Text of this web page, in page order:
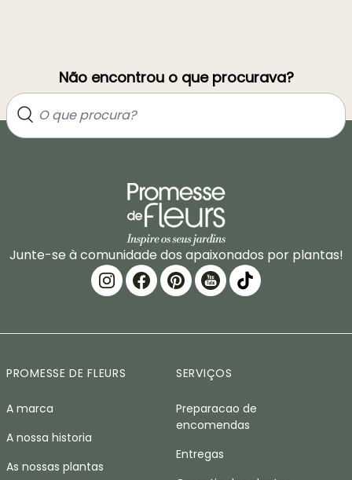
Não encontrou o que procurava?
Junte-se à comunidade dos apaixonados por plantas!
PROMESSE DE FLEURS
A marca
A nossa historia
As nossas plantas
SERVIÇOS
Preparacao de
encomendas
Entregas